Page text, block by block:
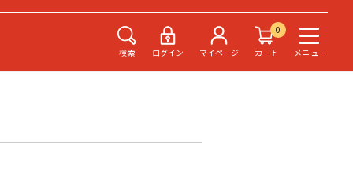
検索 ログイン マイページ
0
カート
メニュー